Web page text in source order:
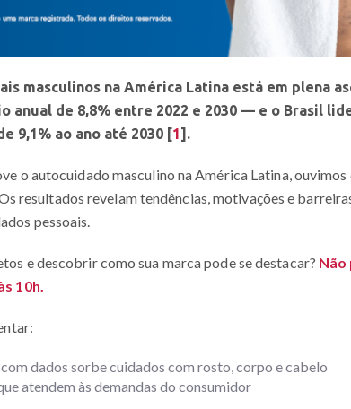
masculinos na América Latina está em plena
anual de 8,8% entre 2022 e 2030 — e o Brasil
9,1% ao ano até 2030 [1 ] .
o autocuidado masculino na América Latina, ouvimos
resultados revelam tendências, motivações e
pessoais.
e descobrir como sua marca pode se destacar? Não
10h.
dados sorbe cuidados com rosto, corpo e cabelo
atendem às demandas do consumidor